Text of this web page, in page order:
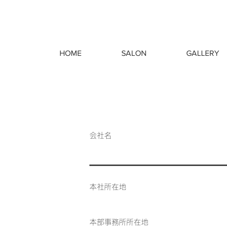
HOME SALON GALLERY
会社名
本社所在地
本部事務所所在地